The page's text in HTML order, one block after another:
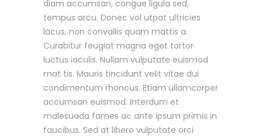
diam accumsan, congue ligula sed,
tempus arcu. Donec vol utpat ultricies
lacus, non convallis quam mattis a.
Curabitur feugiat magna eget tortor
luctus iaculis. Nullam vulputate euismod
mat tis. Mauris tincidunt velit vitae dui
condimentum rhoncus. Etiam ullamcorper
accumsan euismod. Interdum et
malesuada fames ac ante ipsum primis in
faucibus. Sed at libero vulputate orci